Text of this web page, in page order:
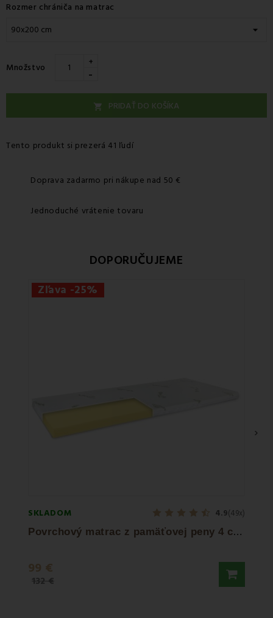
Rozmer chrániča na matrac
Množstvo +
-
 PRIDAŤ DO KOŠÍKA
Tento produkt si prezerá 41 ľudí
Doprava zadarmo pri nákupe nad 50 €
Jednoduché vrátenie tovaru
DOPORUČUJEME
Zľava -25%
SKLADOM 4.9(49x)
P
ovrchový matrac z pamäťovej peny 4 cm EMI
99 €
132 €
›